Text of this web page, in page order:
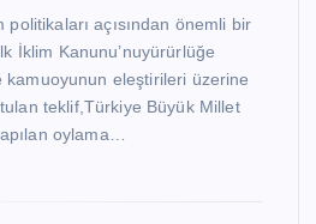
açısından önemli bir
İklim Kanunu’nuyürürlüğe
kamuoyunun eleştirileri üzerine
teklif,Türkiye Büyük Millet
oylama…